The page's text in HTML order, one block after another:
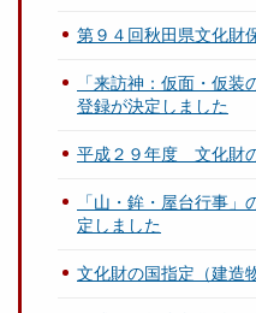
第９４回秋田県文化財
「来訪神：仮面・仮
登録が決定しました
平成２９年度 文化財
「山・鉾・屋台行事
定しました
文化財の国指定（建造